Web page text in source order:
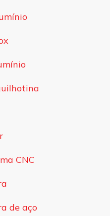
CNC
de aço